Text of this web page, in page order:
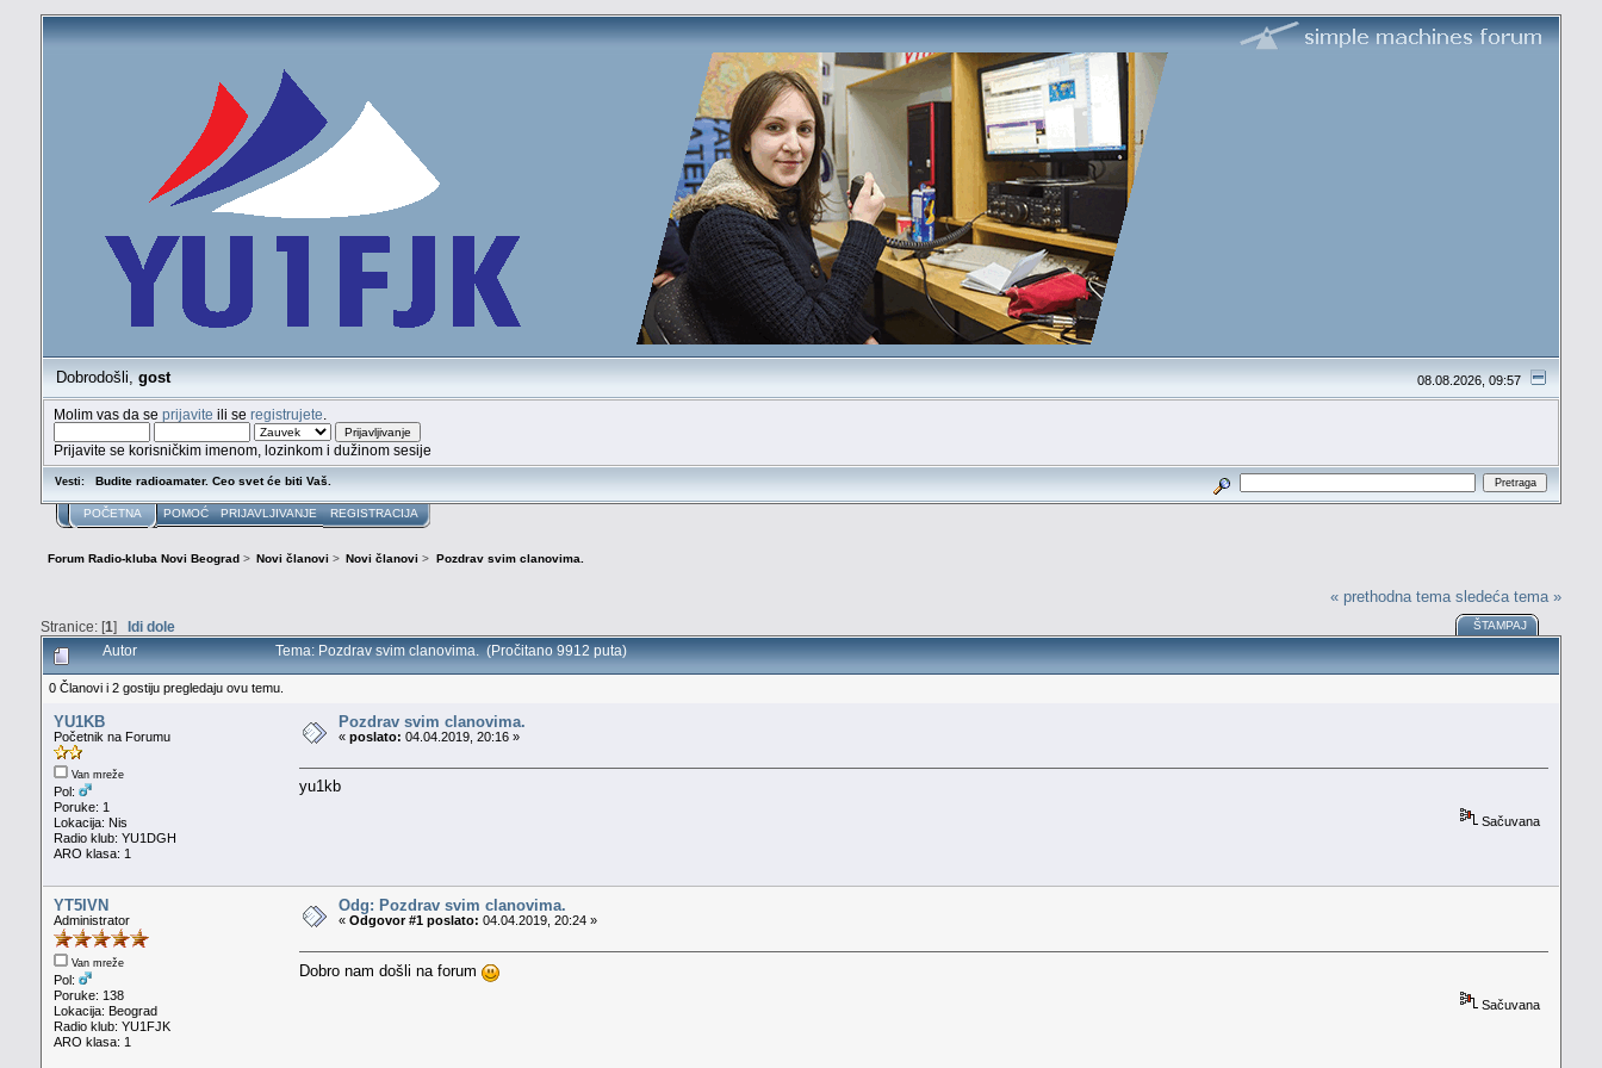
08.08.2026, 09:57
Dobrodošli,gost
Molim vas da se prijavite ili se registrujete
Prijavite se korisničkim imenom, lozinkom i dužinom sesije
Vesti: Budite radioamater. Ceo svet će biti Vaš.
POČETNA POMOĆ PRIJAVLJIVANJE REGISTRACIJA
Forum Radio-kluba Novi Beograd > Novi članovi > Novi članovi > Pozdrav svim clanovima.
« prethodna tema sledeća tema »
Stranice: [1] Idi dole ŠTAMPAJ
Autor Tema: Pozdrav svim clanovima. (Pročitano 9912 puta)
0 Članovi i 2 gostiju pregledaju ovu temu.
YU1KB
Početnik na Forumu
Van mreže
Pol:
Poruke: 1
Lokacija: Nis
Radio klub: YU1DGH
ARO klasa: 1
Pozdrav svim clanovima.
« poslato: 04.04.2019, 20:16 »
yu1kb
Sačuvana
YT5IVN
Administrator
Van mreže
Pol:
Poruke: 138
Lokacija: Beograd
Radio klub: YU1FJK
ARO klasa: 1
Odg: Pozdrav svim clanovima.
« Odgovor #1 poslato: 04.04.2019, 20:24 »
Dobro nam došli na forum
Sačuvana